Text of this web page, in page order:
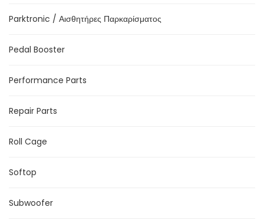
Parktronic / Αισθητήρες Παρκαρίσματος
Pedal Booster
Performance Parts
Repair Parts
Roll Cage
Softop
Subwoofer